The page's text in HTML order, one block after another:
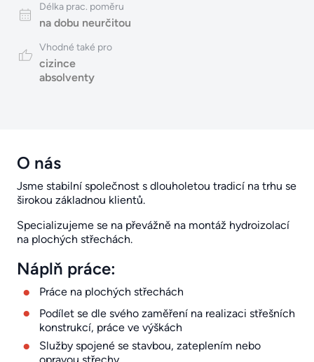
Délka prac. poměru
na dobu neurčitou
Vhodné také pro
cizince
absolventy
O nás
Jsme stabilní společnost s dlouholetou tradicí na trhu se
širokou základnou klientů.
Specializujeme se na převážně na montáž hydroizolací
na plochých střechách.
Náplň práce:
Práce na plochých střechách
Podílet se dle svého zaměření na realizaci střešních
konstrukcí, práce ve výškách
Služby spojené se stavbou, zateplením nebo